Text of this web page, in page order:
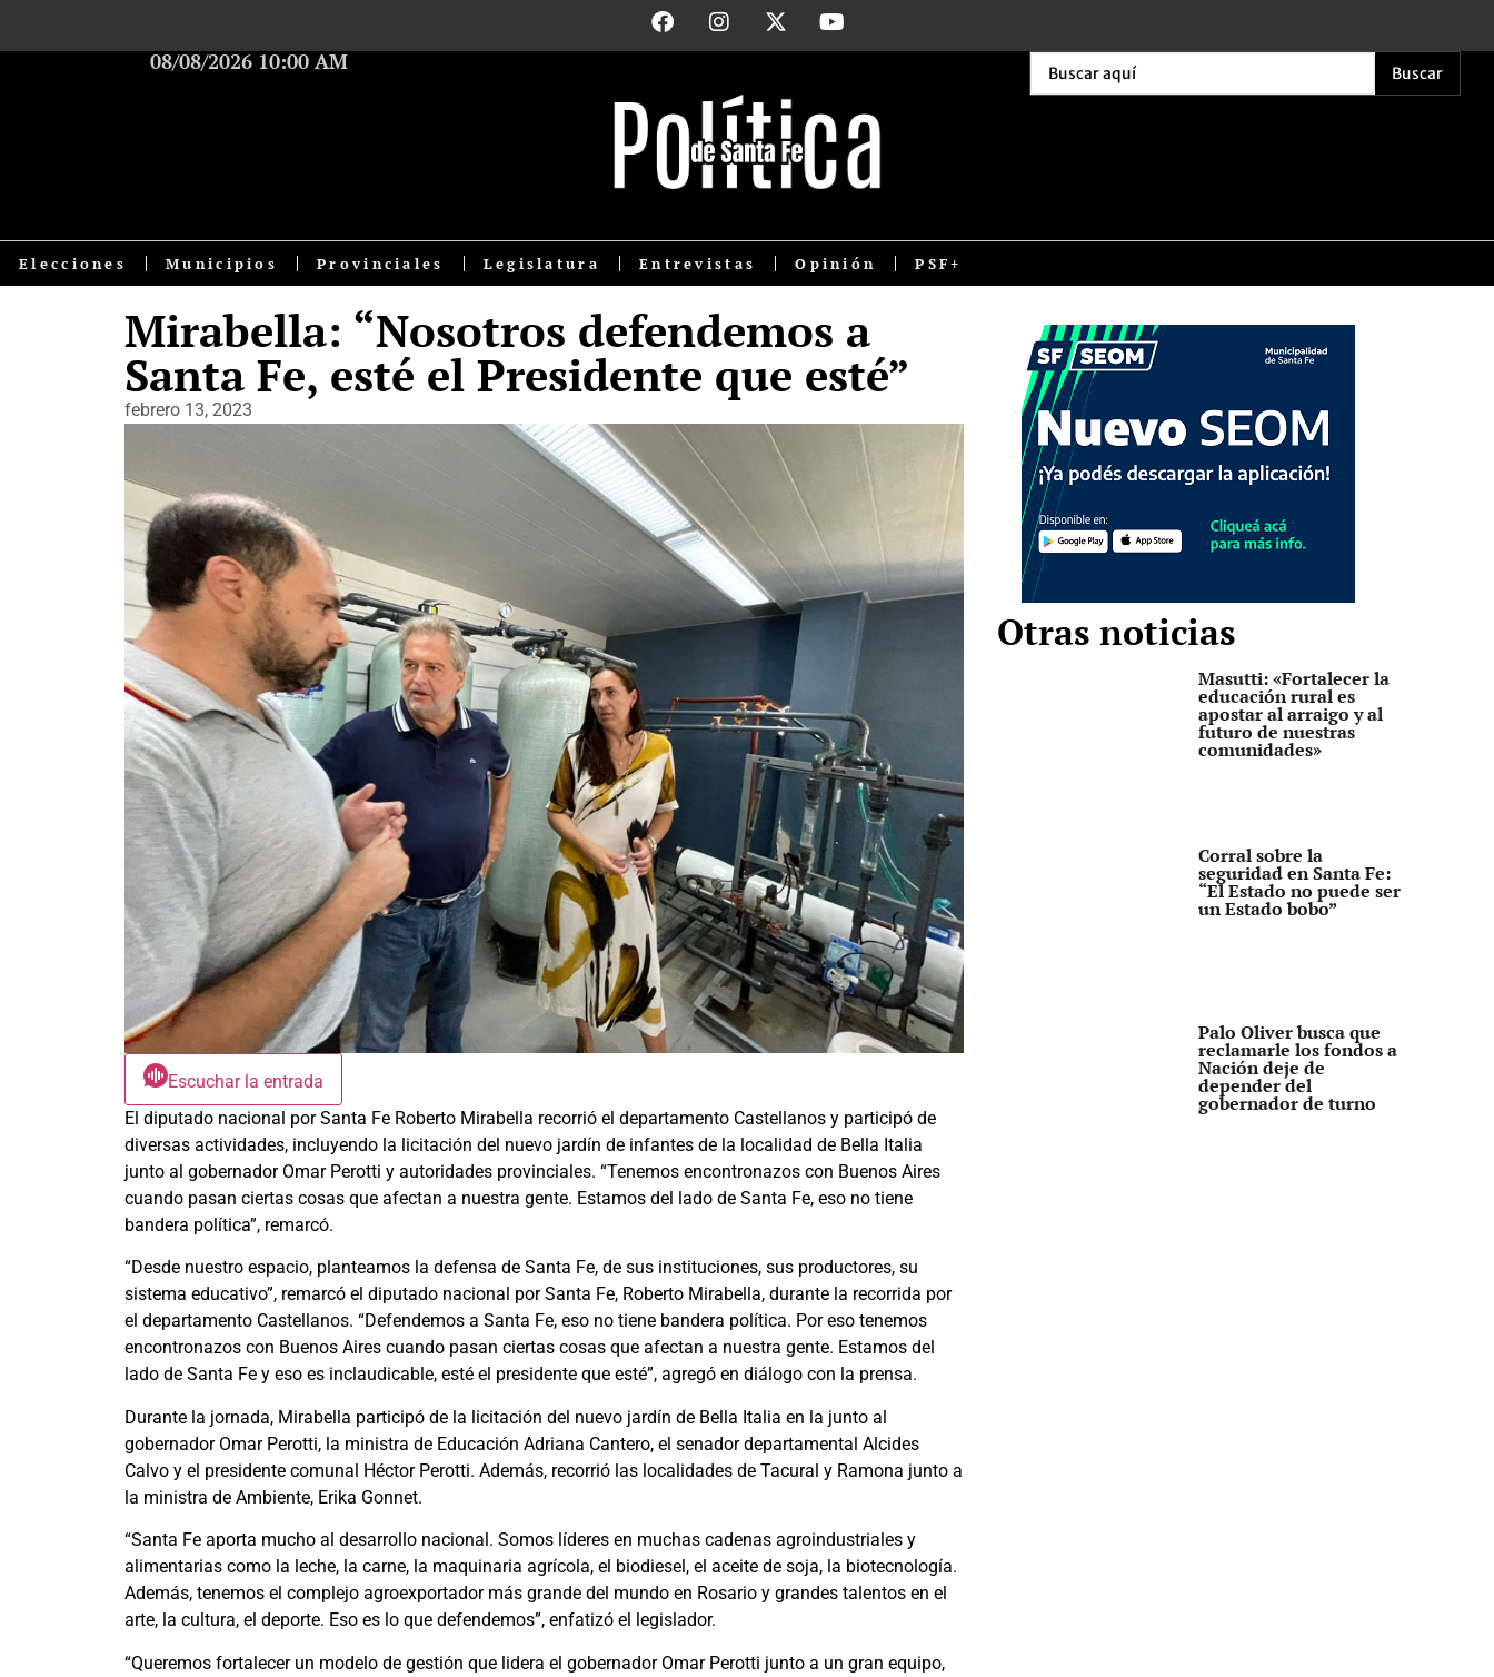
08/08/2026 10:00 AM Buscar
Elecciones Municipios Provinciales Legislatura Entrevistas Opinión PSF+
Mirabella: “Nosotros defendemos a
Santa Fe, esté el Presidente que esté”
febrero 13, 2023
Escuchar la entrada
El diputado nacional por Santa Fe Roberto Mirabella recorrió el departamento Castellanos y participó de
diversas actividades, incluyendo la licitación del nuevo jardín de infantes de la localidad de Bella Italia
junto al gobernador Omar Perotti y autoridades provinciales. “Tenemos encontronazos con Buenos Aires
cuando pasan ciertas cosas que afectan a nuestra gente. Estamos del lado de Santa Fe, eso no tiene
bandera política”, remarcó.
“Desde nuestro espacio, planteamos la defensa de Santa Fe, de sus instituciones, sus productores, su
sistema educativo”, remarcó el diputado nacional por Santa Fe, Roberto Mirabella, durante la recorrida por
el departamento Castellanos. “Defendemos a Santa Fe, eso no tiene bandera política. Por eso tenemos
encontronazos con Buenos Aires cuando pasan ciertas cosas que afectan a nuestra gente. Estamos del
lado de Santa Fe y eso es inclaudicable, esté el presidente que esté”, agregó en diálogo con la prensa.
Durante la jornada, Mirabella participó de la licitación del nuevo jardín de Bella Italia en la junto al
gobernador Omar Perotti, la ministra de Educación Adriana Cantero, el senador departamental Alcides
Calvo y el presidente comunal Héctor Perotti. Además, recorrió las localidades de Tacural y Ramona junto a
la ministra de Ambiente, Erika Gonnet.
“Santa Fe aporta mucho al desarrollo nacional. Somos líderes en muchas cadenas agroindustriales y
alimentarias como la leche, la carne, la maquinaria agrícola, el biodiesel, el aceite de soja, la biotecnología.
Además, tenemos el complejo agroexportador más grande del mundo en Rosario y grandes talentos en el
arte, la cultura, el deporte. Eso es lo que defendemos”, enfatizó el legislador.
“Queremos fortalecer un modelo de gestión que lidera el gobernador Omar Perotti junto a un gran equipo,
Otras noticias
Masutti: «Fortalecer la
educación rural es
apostar al arraigo y al
futuro de nuestras
comunidades»
Corral sobre la
seguridad en Santa Fe:
“El Estado no puede ser
un Estado bobo”
Palo Oliver busca que
reclamarle los fondos a
Nación deje de
depender del
gobernador de turno